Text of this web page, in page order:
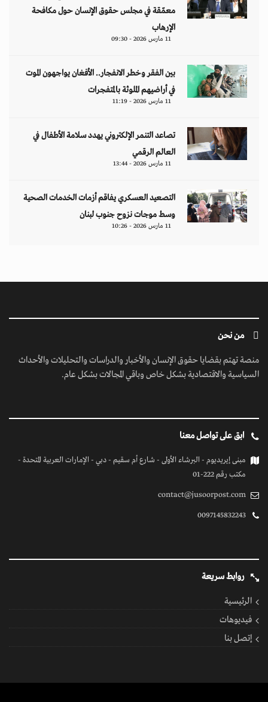
معمّقة في مجلس حقوق الإنسان حول مكافحة
الإرهاب
11 مارس 2026 - 09:30
بين الفقر وخطر الانفجار.. الأفغان يواجهون الموت
في أراضيهم الملوثة بالمتفجرات
11 مارس 2026 - 11:19
تصاعد التنمر الإلكتروني يهدد سلامة الأطفال في
العالم الرقمي
11 مارس 2026 - 13:44
التصعيد العسكري يفاقم أزمات الخدمات الصحية
وسط موجات نزوح جنوب لبنان
11 مارس 2026 - 10:26
من نحن
منصة تهتم بقضايا حقوق الإنسان والأخبار والدراسات والتحليلات والأحداث
السياسية والاقتصادية بشكل خاص وباقي المجالات بشكل عام.
ابق على تواصل معنا
مبنى إيريديوم - البرشاء الأولى - شارع أم سقيم - دبي - الإمارات العربية المتحدة -
مكتب رقم 222-01
contact@jusoorpost.com
0097145832243
روابط سريعة
الرئيسية
فيديوهات
إتصل بنا